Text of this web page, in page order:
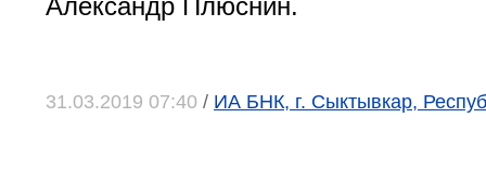
Александр Плюснин.
31.03.2019 07:40 / ИА БНК, г. Сыктывкар,